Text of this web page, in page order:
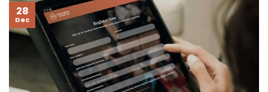
28
Dec